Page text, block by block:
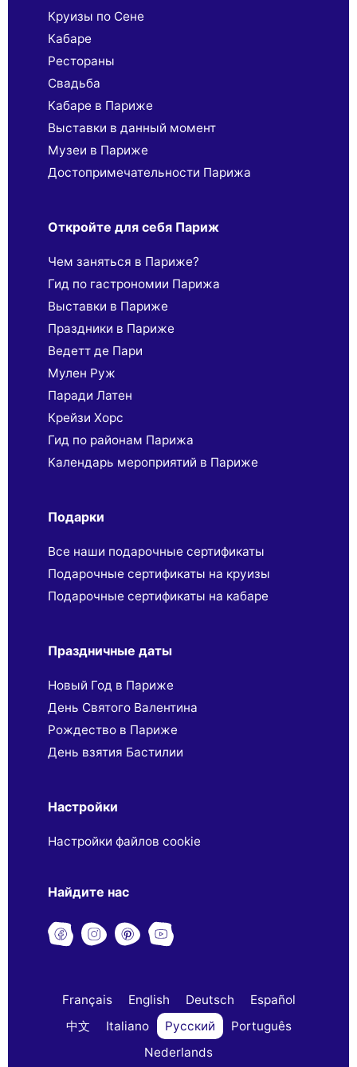
Круизы по Сене
Кабаре
Рестораны
Свадьба
Кабаре в Париже
Выставки в данный момент
Музеи в Париже
Достопримечательности Парижа
Откройте для себя Париж
Чем заняться в Париже?
Гид по гастрономии Парижа
Выставки в Париже
Праздники в Париже
Ведетт де Пари
Мулен Руж
Паради Латен
Крейзи Хорс
Гид по районам Парижа
Календарь мероприятий в Париже
Подарки
Все наши подарочные сертификаты
Подарочные сертификаты на круизы
Подарочные сертификаты на кабаре
Праздничные даты
Новый Год в Париже
День Святого Валентина
Рождество в Париже
День взятия Бастилии
Настройки
Настройки файлов cookie
Найдите нас
Français English Deutsch
Español
中文
Italiano Русский
Português
Nederlands